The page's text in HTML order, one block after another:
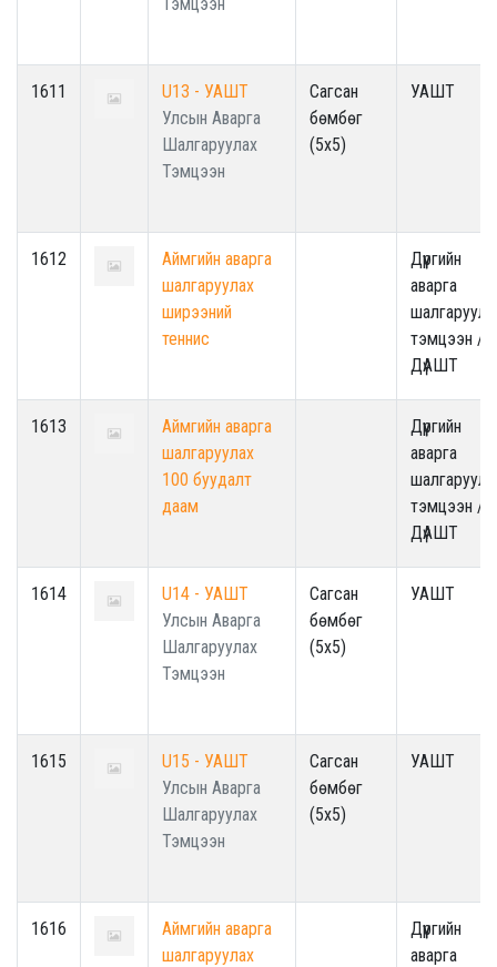
1611
U13 - УАШТ
Улсын Аварга
Шалгаруулах
Тэмцээн
Сагсан
бөмбөг
(5x5)
УАШТ
1612
Аймгийн аварга
шалгаруулах
ширээний
теннис
Дүүргийн
аварга
тэмцээн /
ДүАШТ
1613
Аймгийн аварга
шалгаруулах
100 буудалт
даам
Дүүргийн
аварга
тэмцээн /
ДүАШТ
1614
U14 - УАШТ
Улсын Аварга
Шалгаруулах
Тэмцээн
Сагсан
бөмбөг
(5x5)
УАШТ
1615
U15 - УАШТ
Улсын Аварга
Шалгаруулах
Тэмцээн
Сагсан
бөмбөг
(5x5)
УАШТ
1616
Аймгийн аварга
шалгаруулах
Дүүргийн
аварга